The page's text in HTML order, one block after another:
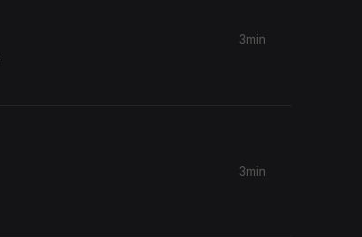
3min
3min